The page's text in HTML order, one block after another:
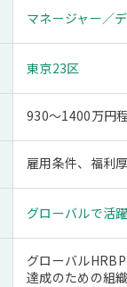
マネージャー／
東京23区
930～1400万円
雇用条件、福利
グローバルで活躍
グローバル
達成のための組